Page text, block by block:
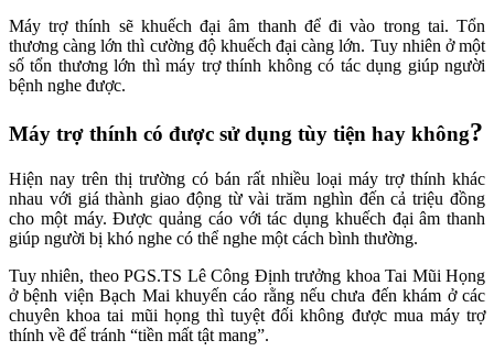
Máy trợ thính sẽ khuếch đại âm thanh để đi vào trong tai. Tổn
thương càng lớn thì cường độ khuếch đại càng lớn. Tuy nhiên ở một
số tổn thương lớn thì máy trợ thính không có tác dụng giúp người
bệnh nghe được.
Máy trợ thính có được sử dụng tùy tiện hay không?
Hiện nay trên thị trường có bán rất nhiều loại máy trợ thính khác
nhau với giá thành giao động từ vài trăm nghìn đến cả triệu đồng
cho một máy. Được quảng cáo với tác dụng khuếch đại âm thanh
giúp người bị khó nghe có thể nghe một cách bình thường.
Tuy nhiên, theo PGS.TS Lê Công Định trưởng khoa Tai Mũi Họng
ở bệnh viện Bạch Mai khuyến cáo rằng nếu chưa đến khám ở các
chuyên khoa tai mũi họng thì tuyệt đối không được mua máy trợ
thính về để tránh “tiền mất tật mang”.